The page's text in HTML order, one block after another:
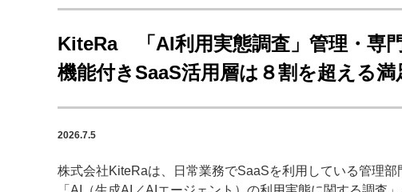
TOP 新着記事 特集記事 動画コンテンツ イン
カテゴリー一覧
新商品 新製品 ＡＩ・デジタル デジタル印刷 印刷通販
特集記事カテゴリー一覧
特集・デジタル印刷 ～ 新成長軌道を描く
KiteRa 「AI利用実態調査」管理・専
機能付きSaaS活用層は８割を超える満
2026.7.5
株式会社KiteRaは、日常業務でSaaSを利用している管理